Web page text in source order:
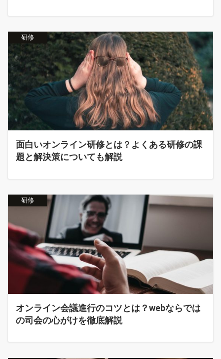
研修
面白いオンライン研修とは？よくある研修の課
題と解決策についても解説
研修
オンライン会議進行のコツとは？webならでは
の司会の心がけを徹底解説